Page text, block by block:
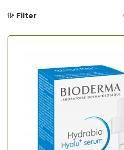
Filter